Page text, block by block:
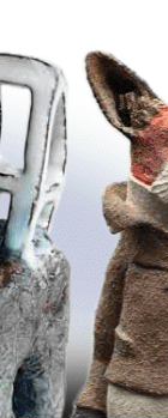
Exporter
Exporter
Menu
>
La Lettre
Points de
Artistes
Faits
Ajoutez un logo,
Cliquez pour éditer